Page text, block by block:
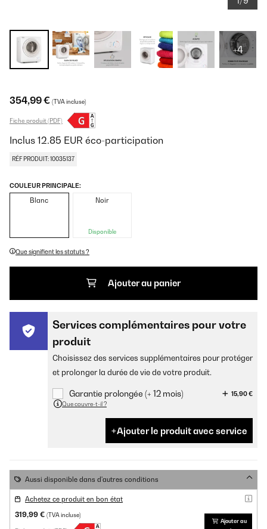
+4
354,99 € (TVA incluse)
Fiche produit (PDF)
Inclus 12.85 EUR éco-participation
RÉF PRODUIT: 10035137
COULEUR PRINCIPALE:
Blanc Noir
Disponible
Que signifient les statuts ?
Ajouter au panier
Services complémentaires pour votre
produit
Choisissez des services supplémentaires pour protéger
et prolonger la durée de vie de votre produit.
Garantie prolongée (+ 12 mois)
15,90 €
Que couvre-t-il ?
Ajouter le produit avec service
Aussi disponible dans d'autres conditions
Achetez ce produit en bon état
319,99 € (TVA incluse)
Ajouter au